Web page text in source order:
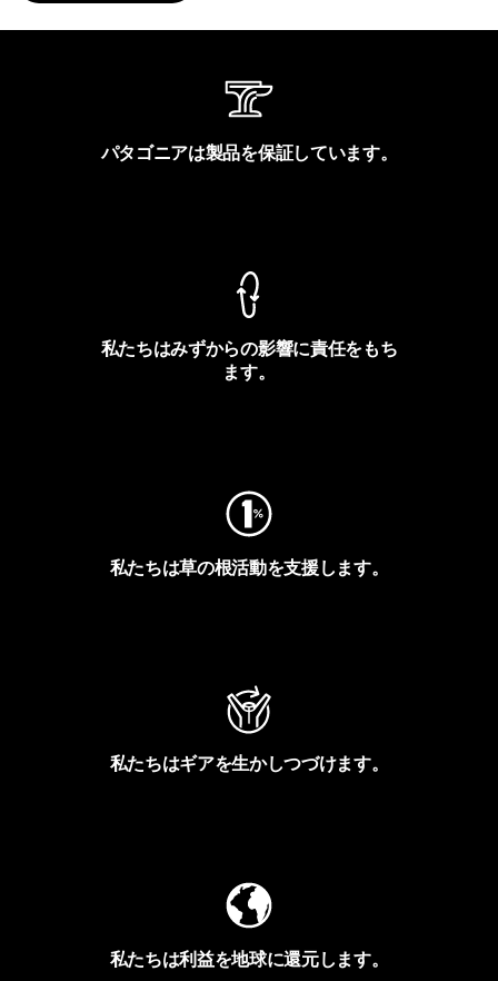
パタゴニアは製品を保証しています。
私たちはみずからの影響に責任をもち
ます。
私たちは草の根活動を支援します。
私たちはギアを生かしつづけます。
私たちは利益を地球に還元します。